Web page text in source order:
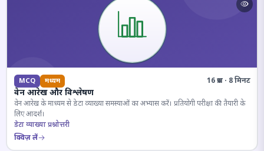
MCQ मध्यम 16 प्रश्न · 8 मिनट
वेन आरेख और विश्लेषण
वेन आरेख के माध्यम से डेटा व्याख्या समस्याओं का अभ्यास करें। प्रतियोगी परीक्षा की तैयारी के
लिए आदर्श।
डेटा व्याख्या प्रश्नोत्तरी
क्विज़ लें